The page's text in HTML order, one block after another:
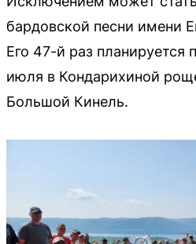
бардовской песни имени
Его 47-й раз планируется
июля в Кондарихиной
Большой Кинель.